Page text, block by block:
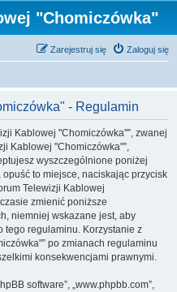
"Chomiczówka"
Zaloguj się
Zarejestruj się
- Regulamin
Kablowej "Chomiczówka"”, zwanej
Kablowej "Chomiczówka"”,
wyszczególnione poniżej
to miejsce, naciskając przycisk
Telewizji Kablowej
zmienić poniższe
niemniej wskazane jest, aby
tego regulaminu. Korzystanie z
po zmianach regulaminu
konsekwencjami prawnymi.
software”, „www.phpbb.com”,